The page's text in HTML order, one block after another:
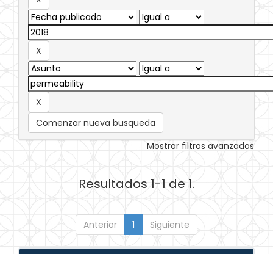
Comenzar nueva busqueda
Mostrar filtros avanzados
Resultados 1-1 de 1.
Anterior 1 Siguiente